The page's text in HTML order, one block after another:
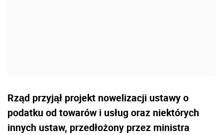
Rząd przyjął projekt nowelizacji ustawy o
podatku od towarów i usług oraz niektórych
innych ustaw, przedłożony przez ministra